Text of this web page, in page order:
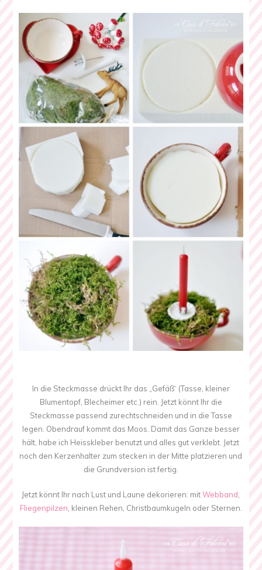
In die Steckmasse drückt Ihr das „Gefäß“ (Tasse, kleiner
Blumentopf, Blecheimer etc.) rein. Jetzt könnt Ihr die
Steckmasse passend zurechtschneiden und in die Tasse
legen. Obendrauf kommt das Moos. Damit das Ganze besser
hält, habe ich Heisskleber benutzt und alles gut verklebt. Jetzt
noch den Kerzenhalter zum stecken in der Mitte platzieren und
die Grundversion ist fertig.
Jetzt könnt Ihr nach Lust und Laune dekorieren: mitWebband,
Fliegenpilzen, kleinen Rehen, Christbaumkugeln oder Sternen.